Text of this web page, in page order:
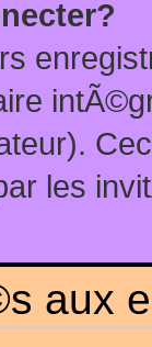
les
aux